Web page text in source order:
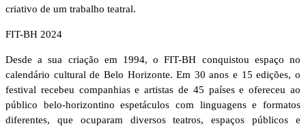
criativo de um trabalho teatral.
FIT-BH 2024
Desde a sua criação em 1994, o FIT-BH conquistou espaço no
calendário cultural de Belo Horizonte. Em 30 anos e 15 edições, o
festival recebeu companhias e artistas de 45 países e ofereceu ao
público belo-horizontino espetáculos com linguagens e formatos
diferentes, que ocuparam diversos teatros, espaços públicos e